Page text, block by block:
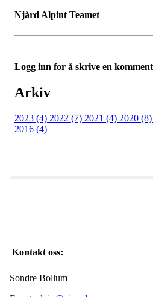
Njård Alpint Teamet
Logg inn for å skrive en
Arkiv
2023 (4) 2022 (7) 2021 (4) 2020 (8)
2016 (4)
Kontakt oss:
Sondre Bollum